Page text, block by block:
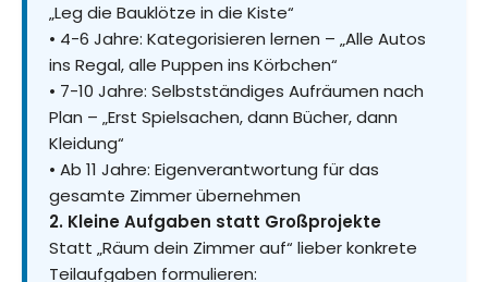
„Leg die Bauklötze in die Kiste“
• 4-6 Jahre: Kategorisieren lernen – „Alle Autos
ins Regal, alle Puppen ins Körbchen“
• 7-10 Jahre: Selbstständiges Aufräumen nach
Plan – „Erst Spielsachen, dann Bücher, dann
Kleidung“
• Ab 11 Jahre: Eigenverantwortung für das
gesamte Zimmer übernehmen
2. Kleine Aufgaben statt Großprojekte
Statt „Räum dein Zimmer auf“ lieber konkrete
Teilaufgaben formulieren: